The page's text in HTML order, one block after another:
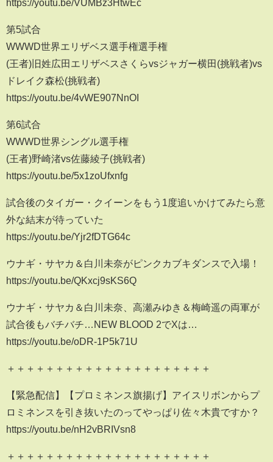
https://youtu.be/VUMBz3HtwEc
第5試合
WWWD世界エリザベス選手権選手権
(王者)旧姓広田エリザベスさくらvsジャガー横田(挑戦者)vs
ドレイク森松(挑戦者)
https://youtu.be/4vWE907NnOI
第6試合
WWWD世界シングル選手権
(王者)野崎渚vs佐藤綾子(挑戦者)
https://youtu.be/5x1zoUfxnfg
試合後のタイガー・クイーンをもう1度追いかけてみたら意
外な結末が待っていた
https://youtu.be/Yjr2fDTG64c
ウナギ・サヤカ＆白川未奈がピンクカブキダンスで入場！
https://youtu.be/QKxcj9sKS6Q
ウナギ・サヤカ＆白川未奈、高瀬みゆき＆梅崎遥の両軍が
試合後もバチバチ…NEW BLOOD 2でXは…
https://youtu.be/oDR-1P5k71U
＋＋＋＋＋＋＋＋＋＋＋＋＋＋＋＋＋＋＋＋＋
【緊急配信】【プロミネンス旗揚げ】アイスリボンからプ
ロミネンスを引き抜いたのってやっぱり佐々木貴ですか？
https://youtu.be/nH2vBRIVsn8
＋＋＋＋＋＋＋＋＋＋＋＋＋＋＋＋＋＋＋＋＋